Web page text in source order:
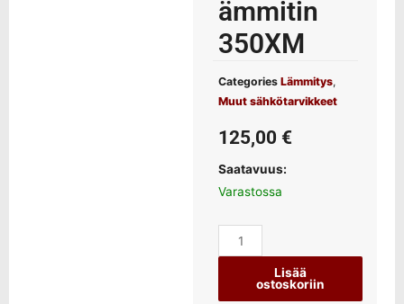
ämmitin
350XM
Categories Lämmitys,
Muut sähkötarvikkeet
125,00 €
Saatavuus:
Varastossa
Lisää
ostoskoriin